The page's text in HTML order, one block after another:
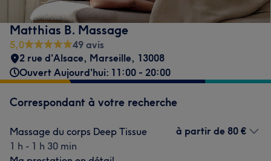
Matthias B. Massage
5,0
49 avis
2 rue d'Alsace, Marseille, 13008
Ouvert Aujourd'hui: 11:00 - 20:00
Correspondant à votre recherche
Massage du corps Deep Tissue
1 h - 1 h 30 min
à partir de 80 €